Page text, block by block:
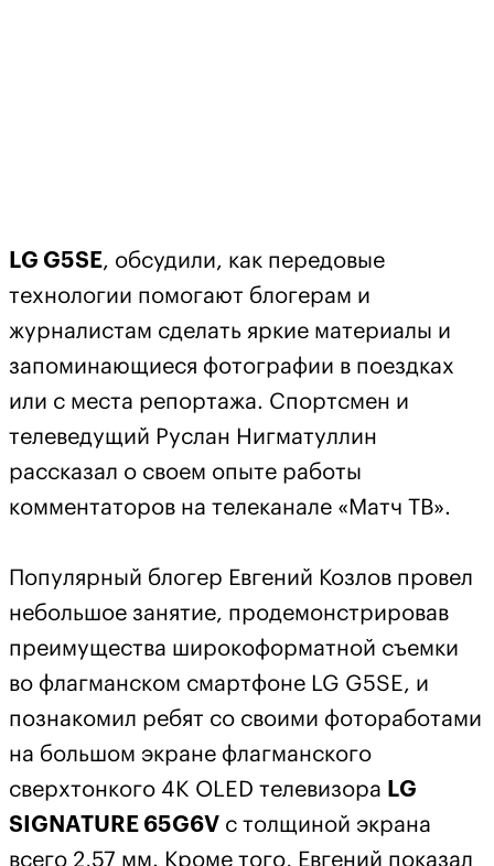
LG G5SE, обсудили, как передовые
технологии помогают блогерам и
журналистам сделать яркие материалы и
запоминающиеся фотографии в поездках
или с места репортажа. Спортсмен и
телеведущий Руслан Нигматуллин
рассказал о своем опыте работы
комментаторов на телеканале «Матч ТВ».
Популярный блогер Евгений Козлов провел
небольшое занятие, продемонстрировав
преимущества широкоформатной съемки
во флагманском смартфоне LG G5SE, и
познакомил ребят со своими фотоработами
на большом экране флагманского
сверхтонкого 4K OLED телевизора LG
SIGNATURE 65G6V с толщиной экрана
всего 2,57 мм. Кроме того, Евгений показал